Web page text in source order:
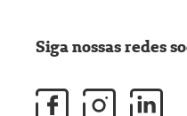
Siga nossas redes